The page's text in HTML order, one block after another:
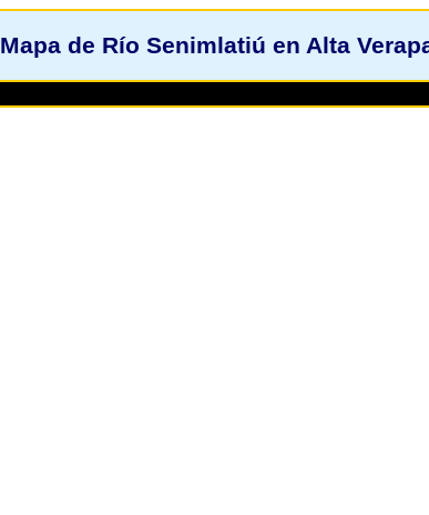
Mapa de Río Senimlatiú en Alta